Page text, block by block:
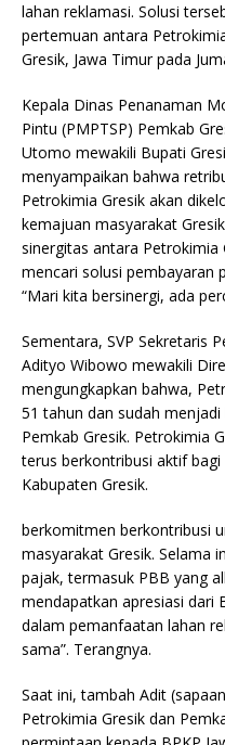
lahan reklamasi. Solusi
pertemuan antara
Gresik, Jawa Timur pada
Kepala Dinas Penanaman
Pintu (PMPTSP) Pemkab
Utomo mewakili Bupati
menyampaikan bahwa
Petrokimia Gresik akan
kemajuan masyarakat
sinergitas antara Petrokimia
mencari solusi pembayaran
“Mari kita bersinergi, ada
Sementara, SVP Sekretaris
Adityo Wibowo mewakili
mengungkapkan bahwa,
51 tahun dan sudah
Pemkab Gresik. Petrokimia
terus berkontribusi aktif
Kabupaten Gresik.
berkomitmen berkontribusi
masyarakat Gresik. Selama
pajak, termasuk PBB yang
mendapatkan apresiasi dari
dalam pemanfaatan lahan
sama”. Terangnya.
Saat ini, tambah Adit
Petrokimia Gresik dan